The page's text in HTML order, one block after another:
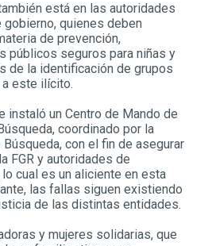
está en las autoridades
quienes deben
de prevención,
públicos seguros para niñas y
de la identificación de grupos
este ilícito.
instaló un Centro de Mando de
coordinado por la
con el fin de asegurar
FGR y autoridades de
cual es un aliciente en esta
las fallas siguen existiendo
de las distintas entidades.
y mujeres solidarias, que